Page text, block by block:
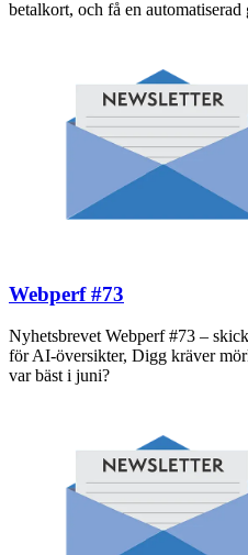
betalkort, och få en
Webperf #73
Nyhetsbrevet Webperf #73 –
för AI-översikter, Digg kräver
var bäst i juni?